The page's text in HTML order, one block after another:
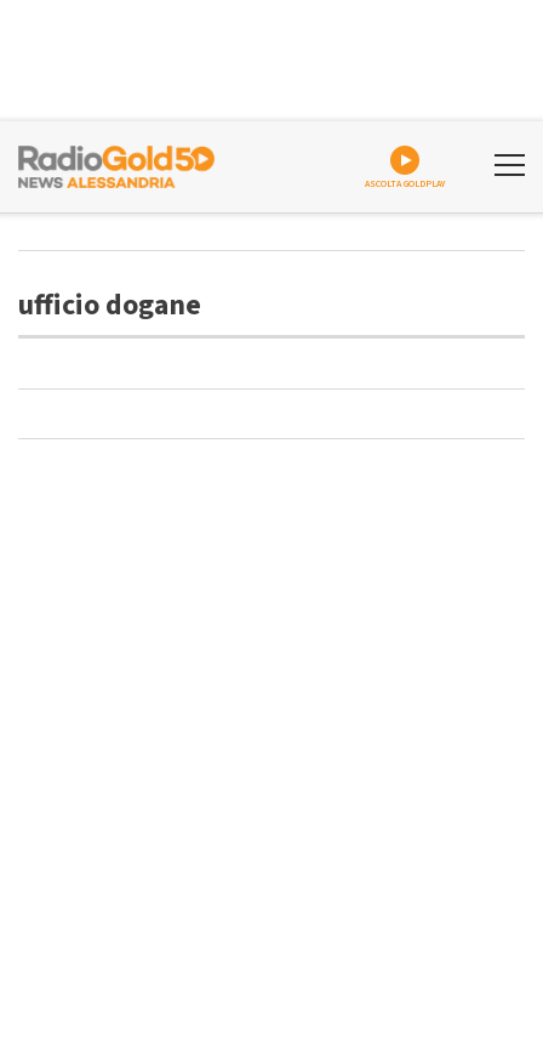
ASCOLTA GOLDPLAY
ufficio dogane